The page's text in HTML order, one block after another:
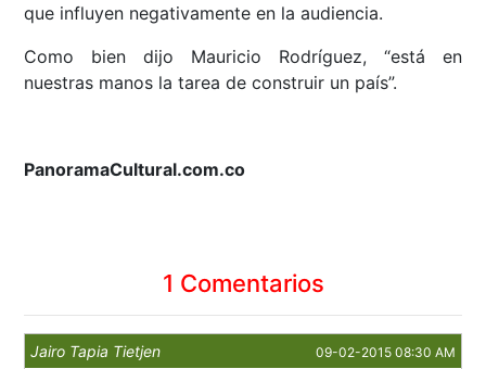
que influyen negativamente en la audiencia.
Como bien dijo Mauricio Rodríguez, “está en
nuestras manos la tarea de construir un país”.
PanoramaCultural.com.co
1 Comentarios
Jairo Tapia Tietjen 09-02-2015 08:30 AM